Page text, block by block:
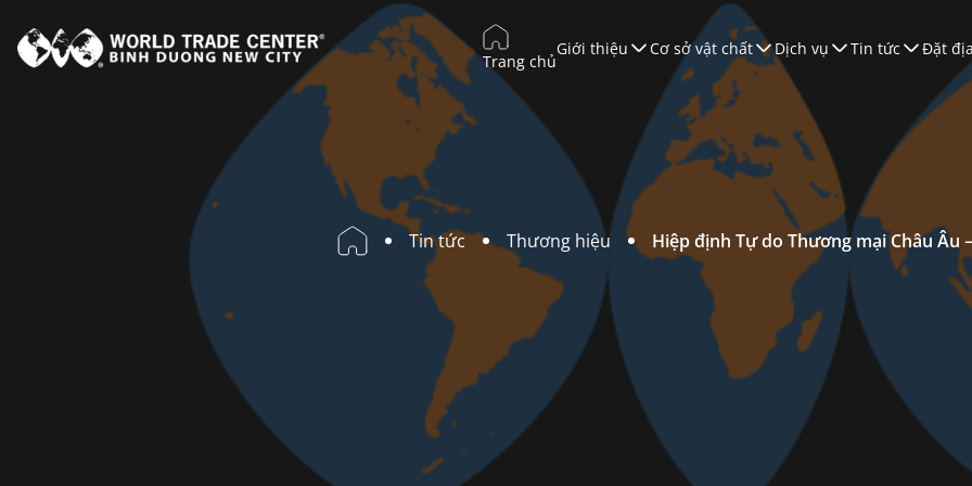
Trang chủ
Giới thiệu Cơ sở vật chất Dịch vụ
Xúc tiến Thương mại
Sàn Thương Mại
Hội nghị & Triển lãm
Truyền Thông
Tin tức Đặt
Tin tức Thương hiệu Hiệp định Tự do Thương mại Châu Âu